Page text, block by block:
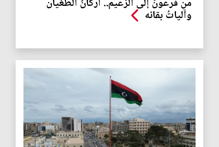
من فرعونَ إلى الزعيم.. أركانُ الطغيان
وآلياتُ بقائه